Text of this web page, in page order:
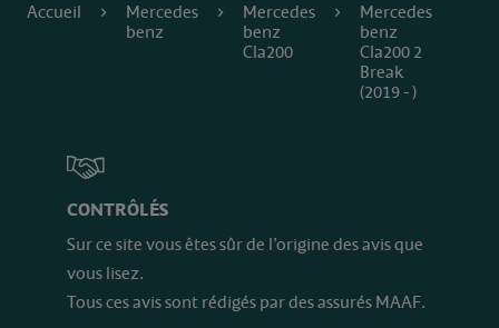
Accueil
Mercedes
benz
Mercedes
benz
Cla200
Mercedes
benz
Cla200 2
Break
(2019 - )
CONTRÔLÉS
Sur ce site vous êtes sûr de l’origine des avis que
vous lisez.
Tous ces avis sont rédigés par des assurés MAAF.